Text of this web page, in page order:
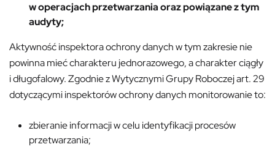
w operacjach przetwarzania oraz powiązane z tym
audyty;
Aktywność inspektora ochrony danych w tym zakresie nie
powinna mieć charakteru jednorazowego, a charakter ciągły
i długofalowy. Zgodnie z Wytycznymi Grupy Roboczej art. 29
dotyczącymi inspektorów ochrony danych monitorowanie to:
zbieranie informacji w celu identyfikacji procesów
przetwarzania;